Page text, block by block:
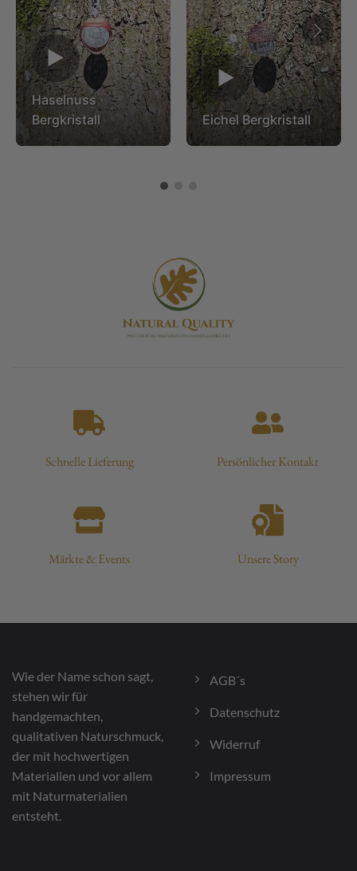
▶
Haselnuss
Bergkristall
▶
Eichel Bergkristall
Schnelle Lieferung Persönlicher Kontakt
Märkte & Events Unsere Story
Wie der Name schon sagt,
stehen wir für
handgemachten,
qualitativen Naturschmuck,
der mit hochwertigen
Materialien und vor allem
mit Naturmaterialien
entsteht.
AGB´s
Datenschutz
Widerruf
Impressum